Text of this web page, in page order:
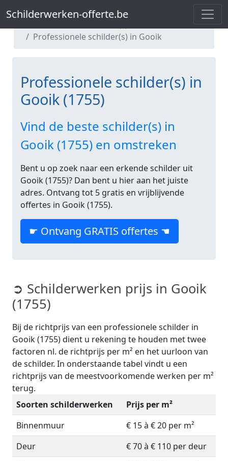
Schilderwerken-offerte.be
Schilderwerken-offerte.be
Professionele schilder(s) in Gooik
Professionele schilder(s) in
Gooik (1755)
Vind de beste schilder(s) in
Gooik (1755) en omstreken
Bent u op zoek naar een erkende schilder uit
Gooik (1755)? Dan bent u hier aan het juiste
adres. Ontvang tot 5 gratis en vrijblijvende
offertes in Gooik (1755).
☛ Ontvang GRATIS offertes ☚
➲ Schilderwerken prijs in Gooik
(1755)
Bij de richtprijs van een professionele schilder in
Gooik (1755) dient u rekening te houden met twee
factoren nl. de richtprijs per m² en het uurloon van
de schilder. In onderstaande tabel vindt u een
richtprijs van de meestvoorkomende werken per m²
terug.
Soorten schilderwerken
Prijs per m²
Binnenmuur
€ 15 à € 20 per m²
Deur
€ 70 à € 110 per deur